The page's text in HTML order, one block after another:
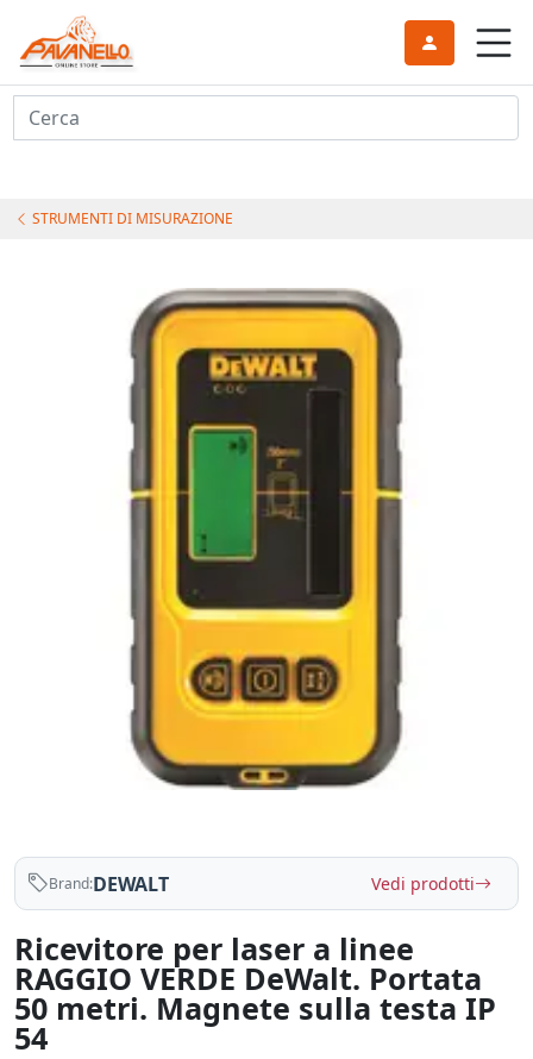
Cerca
STRUMENTI DI MISURAZIONE
Brand:DEWALT Vedi prodotti
Ricevitore per laser a linee
RAGGIO VERDE DeWalt. Portata
50 metri. Magnete sulla testa IP
54